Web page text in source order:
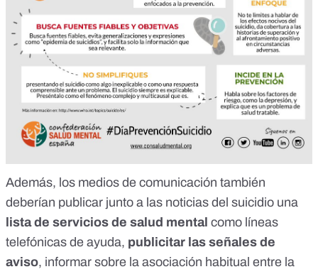
Además, los medios de comunicación también
deberían publicar junto a las noticias del suicidio una
lista de servicios de salud mental como líneas
telefónicas de ayuda, publicitar las señales de
aviso, informar sobre la asociación habitual entre la